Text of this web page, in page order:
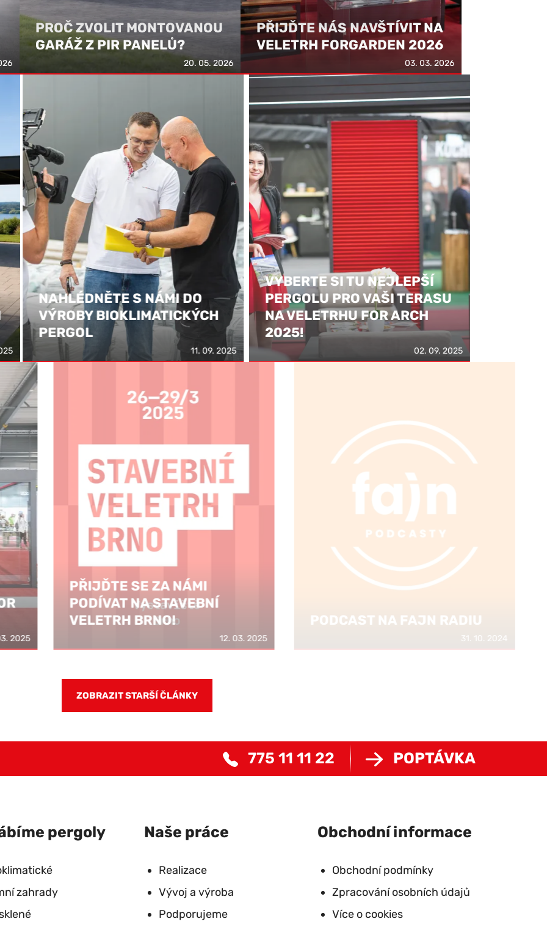
PROČ ZVOLIT MONTOVANOU
GARÁŽ Z PIR PANELŮ?
20. 05. 2026
PŘIJĎTE NÁS NAVŠTÍVIT NA
VELETRH FORGARDEN 2026
03. 03. 2026
NAHLÉDNĚTE S NÁMI DO
VÝROBY BIOKLIMATICKÝCH
PERGOL
11. 09. 2025
VYBERTE SI TU NEJLEPŠÍ
PERGOLU PRO VAŠI TERASU
NA VELETRHU FOR ARCH
2025!
02. 09. 2025
PŘIJĎTE SE ZA NÁMI
PODÍVAT NA STAVEBNÍ
VELETRH BRNO!
12. 03. 2025
PODCAST NA FAJN RADIU
ZOBRAZIT STARŠÍ ČLÁNKY
775 11 11 22 POPTÁVKA
pergoly
zahrady
Naše práce
Realizace
Vývoj a výroba
Podporujeme
Obchodní informace
Obchodní podmínky
Zpracování osobních údajů
Více o cookies